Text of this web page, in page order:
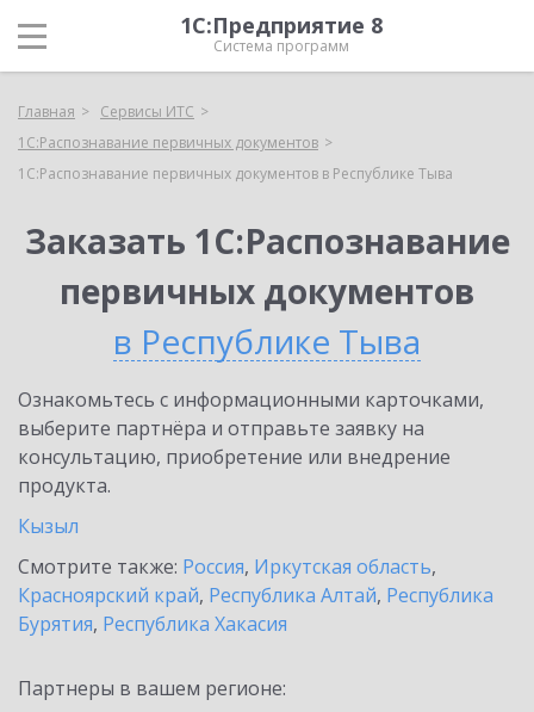
1С:Предприятие 8
Система программ
Главная
Сервисы ИТС
1С:Распознавание первичных документов
1С:Распознавание первичных документов в Республике Тыва
Заказать 1С:Распознавание
первичных документов
в Республике Тыва
Ознакомьтесь с информационными карточками,
выберите партнёра и отправьте заявку на
консультацию, приобретение или внедрение
продукта.
Кызыл
Смотрите также: Россия, Иркутская область,
Красноярский край, Республика Алтай, Республика
Бурятия, Республика Хакасия
Партнеры в вашем регионе: